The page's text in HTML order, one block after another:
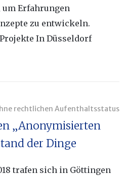
Erfahrungen
zu entwickeln.
In Düsseldorf
rechtlichen Aufenthaltsstatus
„Anonymisierten
der Dinge
trafen sich in Göttingen